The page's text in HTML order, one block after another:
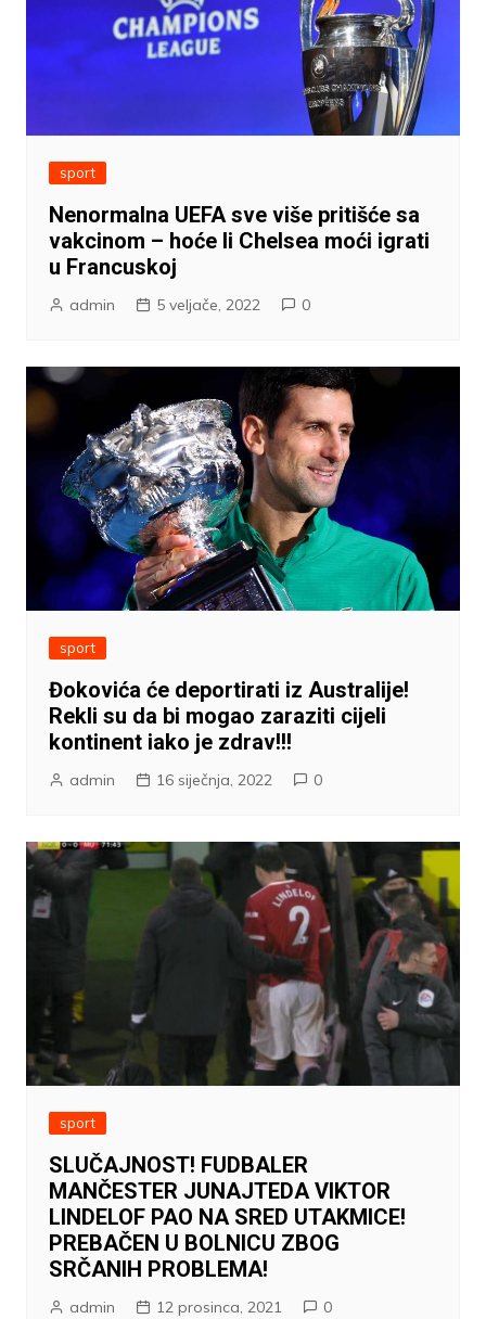
sport
Nenormalna UEFA sve više pritišće sa
vakcinom – hoće li Chelsea moći igrati
u Francuskoj
admin 5 veljače, 2022 0
sport
Đokovića će deportirati iz Australije!
Rekli su da bi mogao zaraziti cijeli
kontinent iako je zdrav!!!
admin 16 siječnja, 2022 0
sport
SLUČAJNOST! FUDBALER
MANČESTER JUNAJTEDA VIKTOR
LINDELOF PAO NA SRED UTAKMICE!
PREBAČEN U BOLNICU ZBOG
SRČANIH PROBLEMA!
admin 12 prosinca, 2021 0